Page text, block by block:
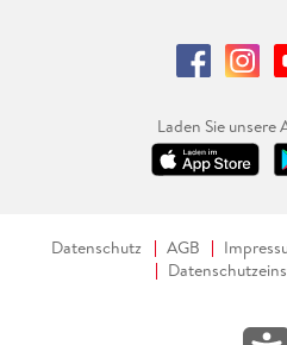
Laden Sie unsere
Datenschutz AGB